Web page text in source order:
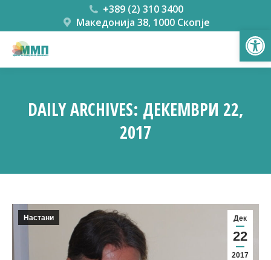
+389 (2) 310 3400
Македонија 38, 1000 Скопје
DAILY ARCHIVES: ДЕКЕМВРИ 22,
2017
Дек
22
2017
Настани